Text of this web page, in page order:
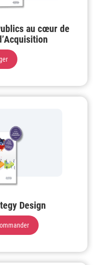
au cœur de
Design